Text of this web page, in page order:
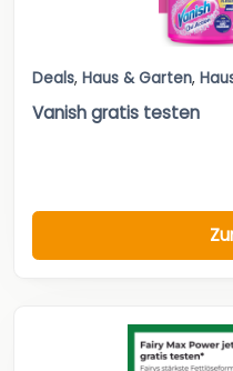
Deals, Haus & Garten,
Vanish gratis testen